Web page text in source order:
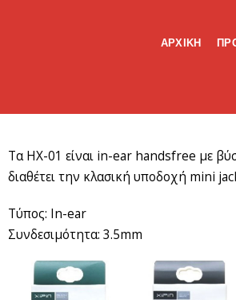
ΑΡΧΙΚΗ
Τα HX-01 είναι in-ear handsfree με
διαθέτει την κλασική υποδοχή mini
Τύπος: In-ear
Συνδεσιμότητα: 3.5mm